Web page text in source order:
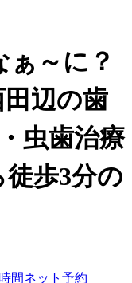
～に？
辺の歯
虫歯治療
歩3分の